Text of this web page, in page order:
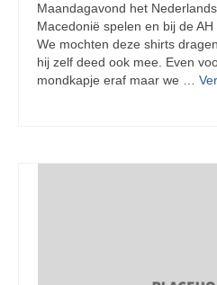
Maandagavond het
Macedonië spelen en bij de
We mochten deze shirts
hij zelf deed ook mee. Even
mondkapje eraf maar we …